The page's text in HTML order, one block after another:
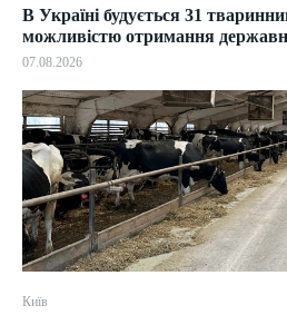
В Україні будується 31
можливістю отримання
07.08.2026
Київ